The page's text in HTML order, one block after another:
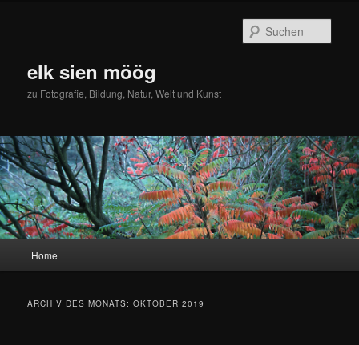
elk sien möög
zu Fotografie, Bildung, Natur, Welt und Kunst
Home
ARCHIV DES MONATS:OKTOBER 2019